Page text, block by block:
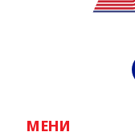
МЕНИ